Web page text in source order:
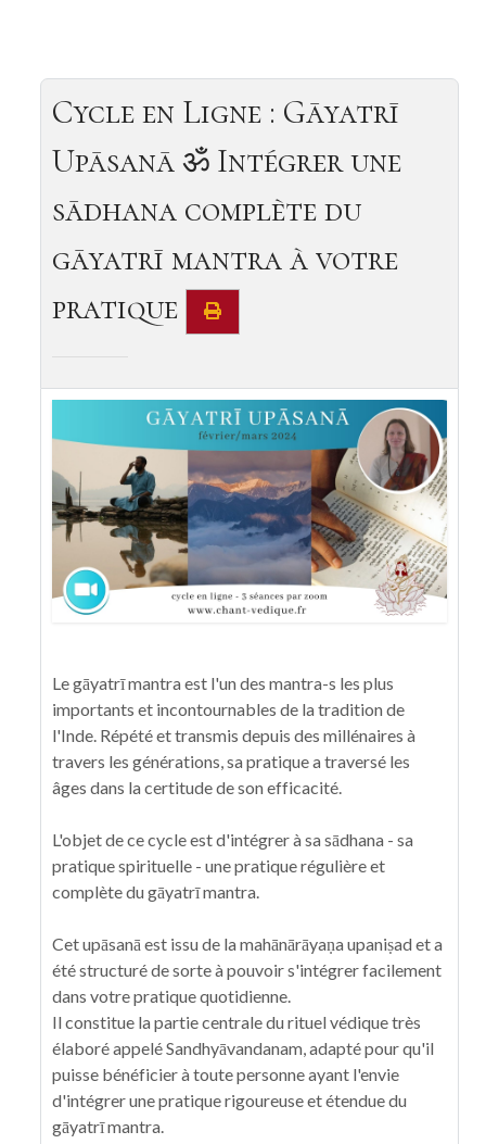
Cycle en Ligne : Gāyatrī
Upāsanā ॐ Intégrer une
sādhana complète du
gāyatrī mantra à votre
pratique
Le gāyatrī mantra est l'un des mantra-s les plus
importants et incontournables de la tradition de
l'Inde. Répété et transmis depuis des millénaires à
travers les générations, sa pratique a traversé les
âges dans la certitude de son efficacité.
L'objet de ce cycle est d'intégrer à sa sādhana - sa
pratique spirituelle - une pratique régulière et
complète du gāyatrī mantra.
Cet upāsanā est issu de la mahānārāyaṇa upaniṣad et a
été structuré de sorte à pouvoir s'intégrer facilement
dans votre pratique quotidienne.
Il constitue la partie centrale du rituel védique très
élaboré appelé Sandhyāvandanam, adapté pour qu'il
puisse bénéficier à toute personne ayant l'envie
d'intégrer une pratique rigoureuse et étendue du
gāyatrī mantra.